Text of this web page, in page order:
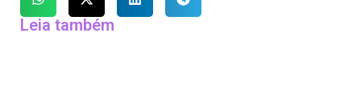
Leia também